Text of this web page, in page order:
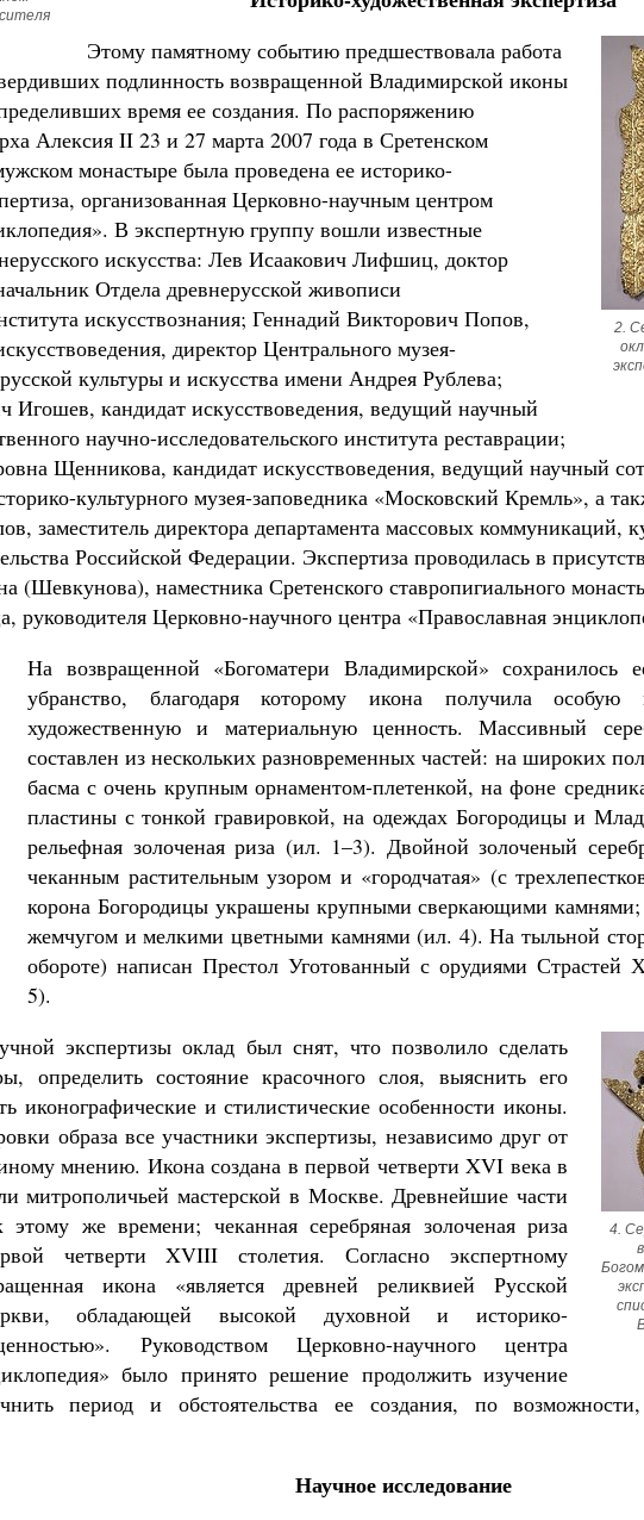
2.
Этому памятному событию предшествовала работа
подлинность возвращенной Владимирской иконы
время ее создания. По распоряжению
Алексия II 23 и 27 марта 2007 года в Сретенском
монастыре была проведена ее историко-
организованная Церковно-научным центром
В экспертную группу вошли известные
искусства: Лев Исаакович Лифшиц, доктор
Отдела древнерусской живописи
искусствознания; Геннадий Викторович Попов,
директор Центрального музея-
культуры и искусства имени Андрея Рублева;
Игошев, кандидат искусствоведения, ведущий научный
научно-исследовательского института реставрации;
Щенникова, кандидат искусствоведения, ведущий научный
культурного музея-заповедника «Московский Кремль», а
заместитель директора департамента массовых коммуникаций,
Российской Федерации. Экспертиза проводилась в
(Шевкунова), наместника Сретенского ставропигиального
руководителя Церковно-научного центра «Православная
На возвращенной «Богоматери Владимирской» сохранилось
убранство, благодаря которому икона получила особую
художественную и материальную ценность. Массивный
составлен из нескольких разновременных частей: на широких
басма с очень крупным орнаментом-плетенкой, на фоне
пластины с тонкой гравировкой, на одеждах Богородицы и
рельефная золоченая риза (ил. 1–3). Двойной золоченый
чеканным растительным узором и «городчатая» (с
корона Богородицы украшены крупными сверкающими камнями;
жемчугом и мелкими цветными камнями (ил. 4). На тыльной
обороте) написан Престол Уготованный с орудиями Страстей
5).
4.
экспертизы оклад был снят, что позволило сделать
определить состояние красочного слоя, выяснить его
иконографические и стилистические особенности иконы.
образа все участники экспертизы, независимо друг от
мнению. Икона создана в первой четверти XVI века в
митрополичьей мастерской в Москве. Древнейшие части
этому же времени; чеканная серебряная золоченая риза
четверти XVIII столетия. Согласно экспертному
икона «является древней реликвией Русской
обладающей высокой духовной и историко-
Руководством Церковно-научного центра
было принято решение продолжить изучение
период и обстоятельства ее создания, по
Научное исследование
место в жизни
Мурышев
Роман Котов
Чего